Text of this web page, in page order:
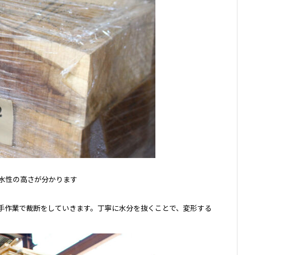
性の高さが分かります
業で裁断をしていきます。丁寧に水分を抜くことで、変形する